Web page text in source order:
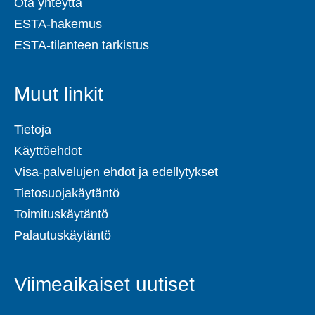
Ota yhteyttä
ESTA-hakemus
ESTA-tilanteen tarkistus
Muut linkit
Tietoja
Käyttöehdot
Visa-palvelujen ehdot ja edellytykset
Tietosuojakäytäntö
Toimituskäytäntö
Palautuskäytäntö
Viimeaikaiset uutiset